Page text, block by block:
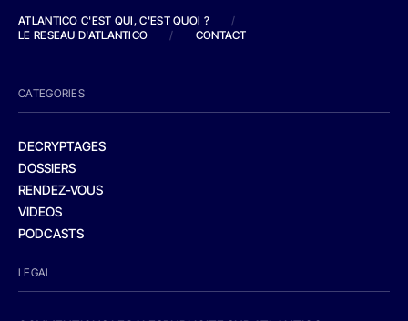
ATLANTICO C'EST QUI, C'EST QUOI ?
/
LE RESEAU D'ATLANTICO
/ CONTACT
CATEGORIES
DECRYPTAGES
DOSSIERS
RENDEZ-VOUS
VIDEOS
PODCASTS
LEGAL